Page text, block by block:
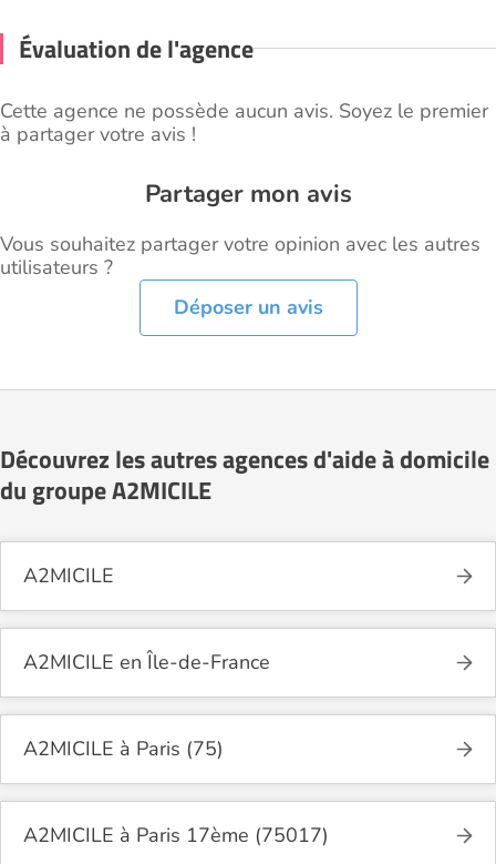
Évaluation de l'agence
Cette agence ne possède aucun avis. Soyez le premier
à partager votre avis !
Partager mon avis
Vous souhaitez partager votre opinion avec les autres
utilisateurs ?
Déposer un avis
Découvrez les autres agences d'aide à domicile
du groupe A2MICILE
A2MICILE
A2MICILE en Île-de-France
A2MICILE à Paris (75)
A2MICILE à Paris 17ème (75017)